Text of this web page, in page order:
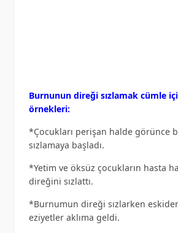
Burnunun direği sızlamak cümle
örnekleri:
*Çocukları perişan halde görünce
sızlamaya başladı.
*Yetim ve öksüz çocukların hasta
direğini sızlattı.
*Burnumun direği sızlarken eskiden
eziyetler aklıma geldi.